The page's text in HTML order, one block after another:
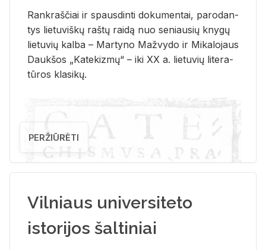
Rank­raš­čiai ir spaus­din­ti do­ku­men­tai, pa­ro­dan­
tys lie­tu­viš­kų raš­tų rai­dą nuo se­niau­sių kny­gų
lie­tu­vių kal­ba – Mar­ty­no Ma­žvy­do ir Mi­ka­lo­jaus
Dauk­šos „Ka­te­kiz­mų“ – iki XX a. lie­tu­vių li­te­ra­
tū­ros kla­si­kų.
PERŽIŪRĖTI
Vilniaus universiteto
istorijos šaltiniai